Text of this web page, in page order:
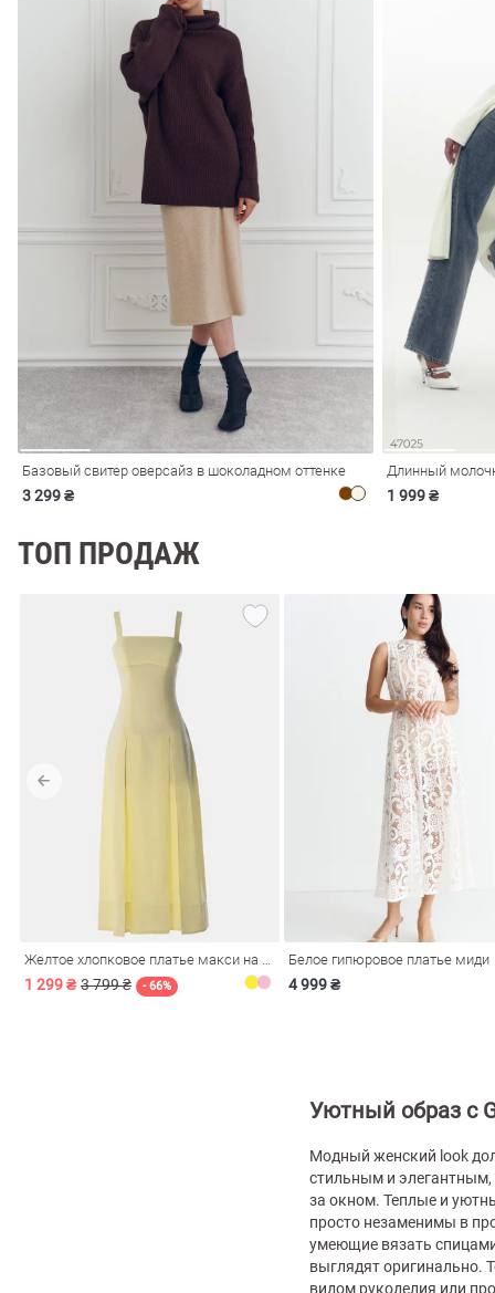
Базовый свитер оверсайз в шоколадном оттенке
3 299 ₴
Длинный
1 999 ₴
ТОП ПРОДАЖ
1 299 ₴ 3 799 ₴ - 66%
Белое гипюровое платье миди
4 999 ₴
Уютный образ с
Модный женский look
стильным и
за окном. Теплые и
просто незаменимы в
умеющие вязать
выглядят оригинально.
видом рукоделия или